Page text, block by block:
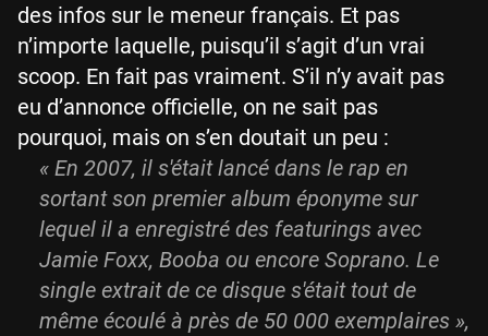
des infos sur le meneur français. Et pas
n’importe laquelle, puisqu’il s’agit d’un vrai
scoop. En fait pas vraiment. S’il n’y avait pas
eu d’annonce officielle, on ne sait pas
pourquoi, mais on s’en doutait un peu :
« En 2007, il s'était lancé dans le rap en
sortant son premier album éponyme sur
lequel il a enregistré des featurings avec
Jamie Foxx, Booba ou encore Soprano. Le
single extrait de ce disque s'était tout de
même écoulé à près de 50 000 exemplaires »,